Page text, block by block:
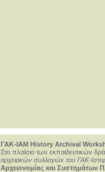
ΓΑΚ-ΙΑΜ History Archival
Στο πλαίσιο των εκπαιδευτικών
αρχειακών συλλογών του ΓΑΚ-
Αρχειονομίας και Συστημάτων